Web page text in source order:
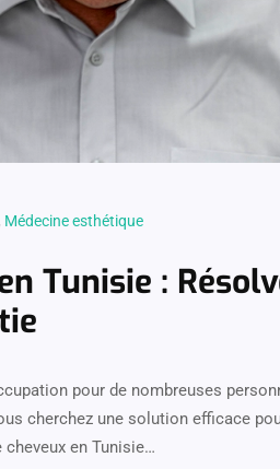
Médecine esthétique
Tunisie :
pour de nombreuses
cherchez une solution efficace
en Tunisie…